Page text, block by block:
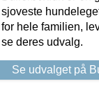
sjoveste
for hele familien,
se deres udvalg.
Se udvalget på